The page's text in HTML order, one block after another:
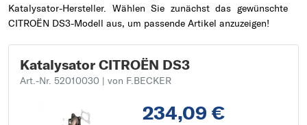
Katalysator-Hersteller. Wählen Sie zunächst das gewünschte
CITROËN DS3-Modell aus, um passende Artikel anzuzeigen!
Katalysator CITROËN DS3
Art.-Nr. 52010030 | von F.BECKER
234,09 €